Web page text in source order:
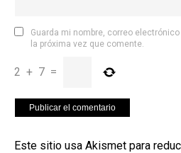
Guarda mi nombre, correo
la próxima vez que comente.
2 + 7 =
Este sitio usa Akismet para